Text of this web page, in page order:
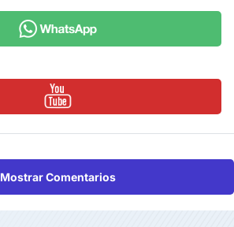
Mostrar Comentarios